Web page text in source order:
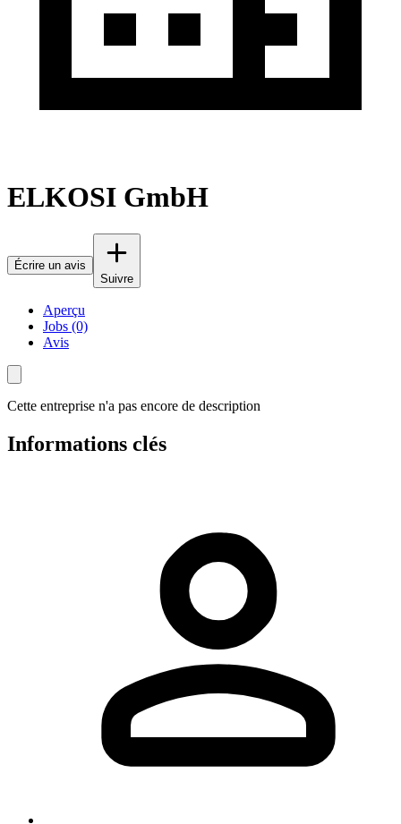
ELKOSI GmbH
Écrire un avis
Suivre
Aperçu
Jobs (0)
Avis
Cette entreprise n'a pas encore de description
Informations clés